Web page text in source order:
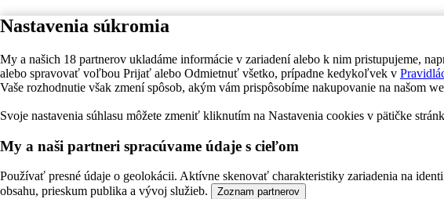
Nastavenia súkromia
My a našich 18 partnerov ukladáme informácie v zariadení alebo k nim pristupujeme,
alebo spravovať voľbou Prijať alebo Odmietnuť všetko, prípadne kedykoľvek v
Vaše rozhodnutie však zmení spôsob, akým vám prispôsobíme nakupovanie na našom
Svoje nastavenia súhlasu môžete zmeniť kliknutím na Nastavenia cookies v pätičke
My a naši partneri spracúvame údaje s cieľom
Používať presné údaje o geolokácii. Aktívne skenovať charakteristiky zariadenia na
obsahu, prieskum publika a vývoj služieb.
Zoznam partnerov